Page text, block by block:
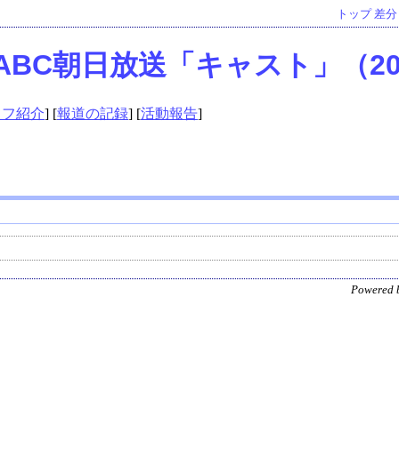
トップ 差分
朝日放送「キャスト」（
紹介] [報道の記録] [活動報告]
Powered